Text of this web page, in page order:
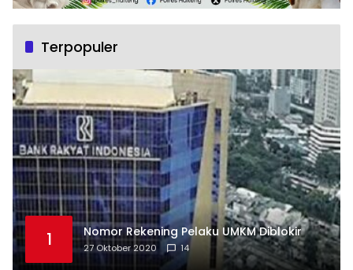
Terpopuler
1 Nomor Rekening Pelaku UMKM Diblokir
27 Oktober 2020 14